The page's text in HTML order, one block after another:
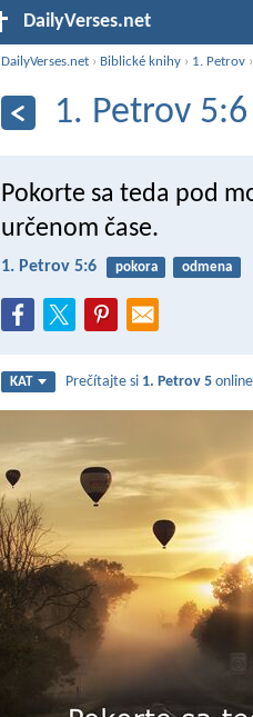
DailyVerses.net
DailyVerses.net › Biblické knihy › 1. Petrov
1. Petrov 5:6
Pokorte sa teda pod
určenom čase.
1. Petrov 5:6 pokora odmena
KAT Prečítajte si 1. Petrov 5 online